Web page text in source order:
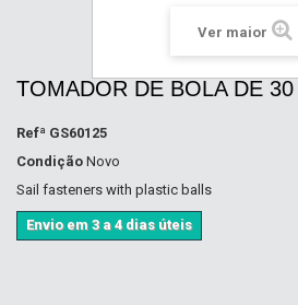
Ver maior
TOMADOR DE BOLA DE
Refª GS60125
Condição Novo
Sail fasteners with plastic balls
Envio em 3 a 4 dias úteis